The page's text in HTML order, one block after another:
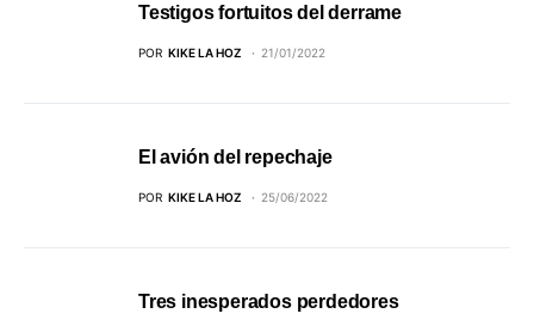
Testigos fortuitos del derrame
POR KIKE LA HOZ 21/01/2022
El avión del repechaje
POR KIKE LA HOZ 25/06/2022
Tres inesperados perdedores